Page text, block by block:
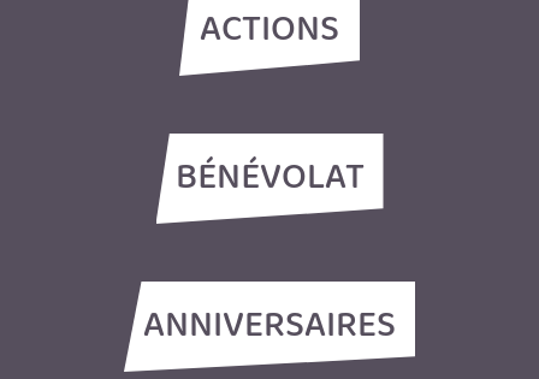
ACTIONS
BÉNÉVOLAT
ANNIVERSAIRES